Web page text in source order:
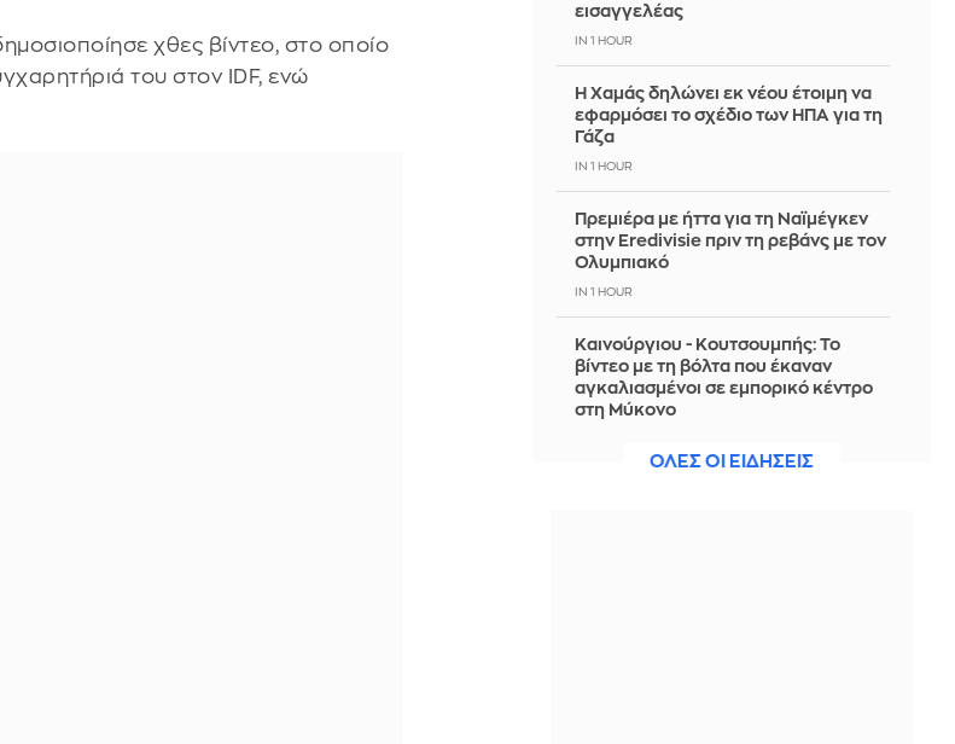
χθες βίντεο, στο οποίο
του στον IDF, ενώ
εισαγγελέας
IN 1 HOUR
Η Χαμάς δηλώνει εκ νέου έτοιμη να
εφαρμόσει το σχέδιο των ΗΠΑ για τη
Γάζα
IN 1 HOUR
Πρεμιέρα με ήττα για τη Ναϊμέγκεν
στην Eredivisie πριν τη ρεβάνς με τον
Ολυμπιακό
IN 1 HOUR
Καινούργιου - Κουτσουμπής: Το
βίντεο με τη βόλτα που έκαναν
αγκαλιασμένοι σε εμπορικό κέντρο
στη Μύκονο
ΟΛΕΣ ΟΙ ΕΙΔΗΣΕΙΣ